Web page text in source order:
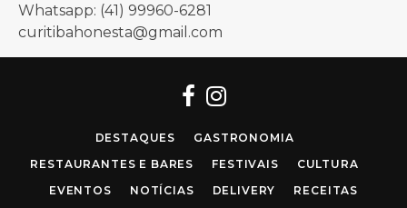
Whatsapp: (41) 99960-6281
curitibahonesta@gmail.com
Facebook
Instagram
DESTAQUES
GASTRONOMIA
RESTAURANTES E BARES
FESTIVAIS
CULTURA
EVENTOS
NOTÍCIAS DELIVERY RECEITAS